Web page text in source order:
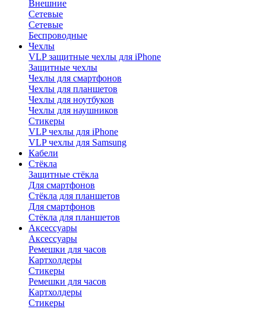
Внешние
Сетевые
Сетевые
Беспроводные
Чехлы
VLP защитные чехлы для iPhone
Защитные чехлы
Чехлы для смартфонов
Чехлы для планшетов
Чехлы для ноутбуков
Чехлы для наушников
Стикеры
VLP чехлы для iPhone
VLP чехлы для Samsung
Кабели
Стёкла
Защитные стёкла
Для смартфонов
Стёкла для планшетов
Для смартфонов
Стёкла для планшетов
Аксессуары
Аксессуары
Ремешки для часов
Картхолдеры
Стикеры
Ремешки для часов
Картхолдеры
Стикеры